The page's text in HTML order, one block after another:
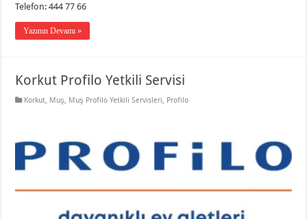
Telefon: 444 77 66
Yazının Devamı »
Korkut Profilo Yetkili Servisi
Korkut Muş Muş Profilo Yetkili Servisleri Profilo